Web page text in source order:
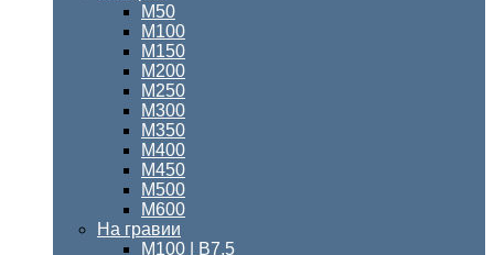
М50
М100
М150
М200
М250
М300
М350
М400
М450
М500
М600
На гравии
М100 | B7,5